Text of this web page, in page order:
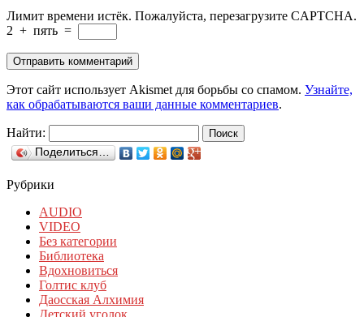
Лимит времени истёк. Пожалуйста, перезагрузите CAPTCHA.
2 + пять =
Этот сайт использует Akismet для борьбы со спамом. Узнайте,
как обрабатываются ваши данные комментариев.
Найти:
Поделиться…
Рубрики
AUDIO
VIDEO
Без категории
Библиотека
Вдохновиться
Голтис клуб
Даосская Алхимия